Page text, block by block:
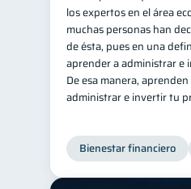
los expertos en el área
muchas personas han
de ésta, pues en una
aprender a administrar e
De esa manera,
administrar e invertir tu
Bienestar financiero